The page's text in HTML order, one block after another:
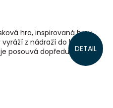
DETAIL
hra, inspirovaná hrou
z nádraží do lesa na
posouvá dopředu směrem